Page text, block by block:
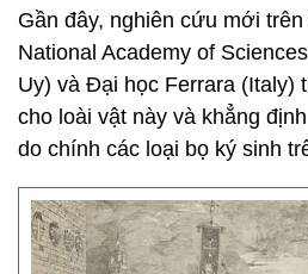
Gần đây, nghiên cứu mới
National Academy of
Uy) và Đại học Ferrara (Italy)
cho loài vật này và khẳng
do chính các loại bọ ký sinh